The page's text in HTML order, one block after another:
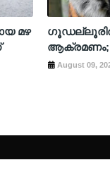
മഴ
ആക്രമണം;
August 09,